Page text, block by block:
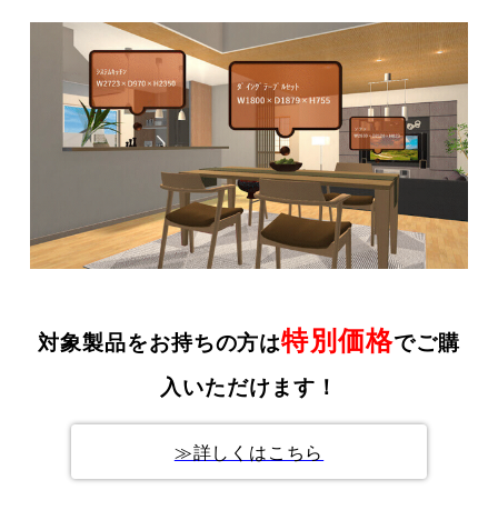
対象製品をお持ちの方は特別価格でご購
入いただけます！
≫詳しくはこちら